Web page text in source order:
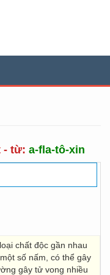
- từ: a-fla-tô-xin
chất độc gần nhau
số nấm, có thể gây
gây tử vong nhiều